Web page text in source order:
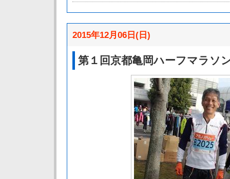
2015年12月06日(日)
第１回京都亀岡ハーフマラソ